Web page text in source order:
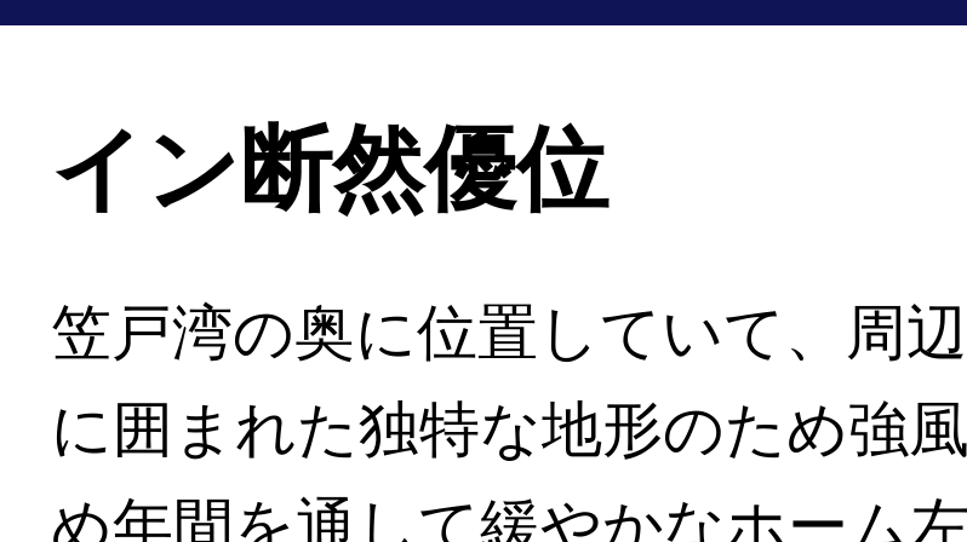
イン断然優位
笠戸湾の奥に位置していて、周
に囲まれた独特な地形のため強
め年間を通して緩やかなホーム